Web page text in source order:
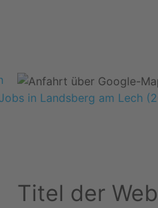
in Landsberg am Lech
Titel der